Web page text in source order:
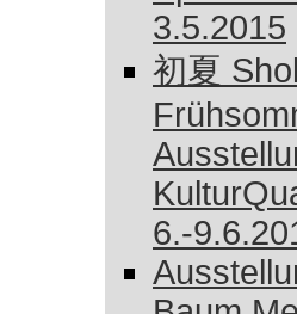
3.5.2015
初夏
6.-